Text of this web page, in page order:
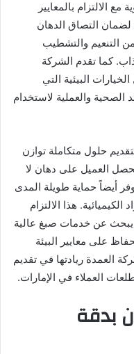
الالتزام بالمعايير
لضمان التصاق الدهان
التنعيم والتشطيب
كما تقدم الشركة
البيئية التي
الصحية والعملية لاستخدام
حلول متكاملة توازن
العميل على دهان لا
أيضاً حماية طويلة المدى
هذا الالتزام
يبحث عن خدمات صبغ عالية
على معايير البيئة
العمدة ريادتها في تقديم
العملاء في الإمارات.
بدقة